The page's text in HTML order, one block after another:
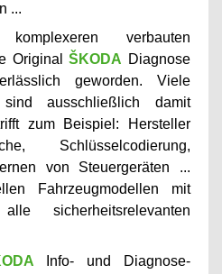
...
verbauten
Original
ŠKODA Diagnose
geworden. Viele
ausschließlich damit
zum Beispiel: Hersteller
Schlüsselcodierung,
von Steuergeräten ...
Fahrzeugmodellen mit
sicherheitsrelevanten
Info- und Diagnose-